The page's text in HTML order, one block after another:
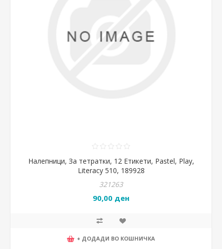
Налепници, За тетратки, 12 Етикети, Pastel, Play,
Literacy 510, 189928
321263
90,00 ден
+ ДОДАДИ ВО КОШНИЧКА